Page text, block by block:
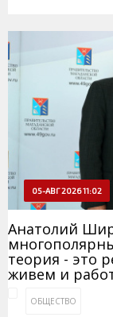
05-АВГ 2026 11:02
Анатолий
теория - это
живем и
ОБЩЕСТВО